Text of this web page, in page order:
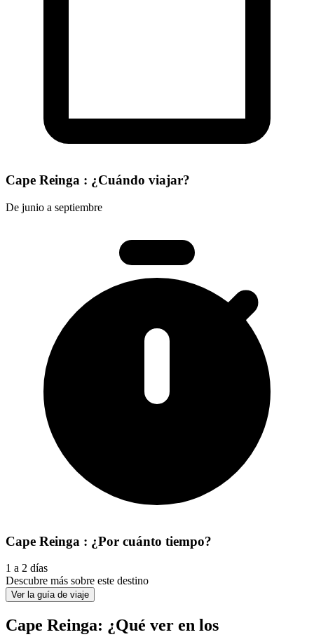
Cape Reinga : ¿Cuándo viajar?
De junio a septiembre
Cape Reinga : ¿Por cuánto tiempo?
1 a 2 días
Descubre más sobre este destino
Ver la guía de viaje
Cape Reinga: ¿Qué ver en los